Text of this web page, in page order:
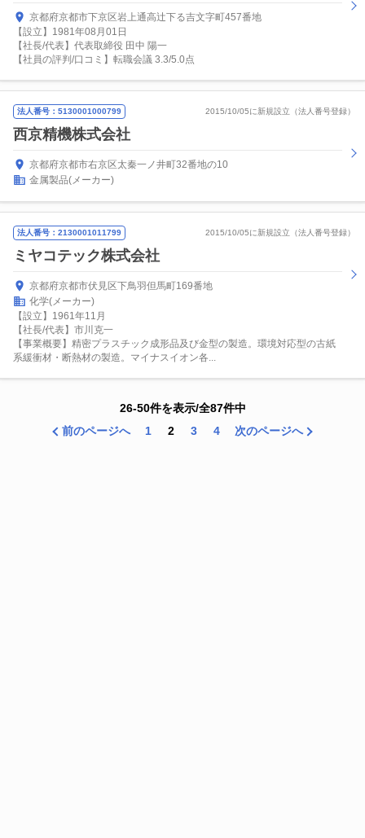
京都府京都市下京区岩上通高辻下る吉文字町457番地
【設立】1981年08月01日
【社長/代表】代表取締役 田中 陽一
【社員の評判/口コミ】転職会議 3.3/5.0点
法人番号：5130001000799 2015/10/05に新規設立（法人番号登録）
西京精機株式会社
京都府京都市右京区太秦一ノ井町32番地の10
金属製品(メーカー)
法人番号：2130001011799 2015/10/05に新規設立（法人番号登録）
ミヤコテック株式会社
京都府京都市伏見区下鳥羽但馬町169番地
化学(メーカー)
【設立】1961年11月
【社長/代表】市川克一
【事業概要】精密プラスチック成形品及び金型の製造。環境対応型の古紙
系緩衝材・断熱材の製造。マイナスイオン各...
26-50件を表示/全87件中
前のページへ
1 2 3 4 次のページへ